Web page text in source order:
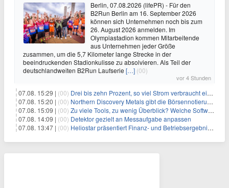
Berlin, 07.08.2026 (lifePR) - Für den
B2Run Berlin am 16. September 2026
können sich Unternehmen noch bis zum
26. August 2026 anmelden. Im
Olympiastadion kommen Mitarbeitende
aus Unternehmen jeder Größe
zusammen, um die 5,7 Kilometer lange Strecke in der
beeindruckenden Stadionkulisse zu absolvieren. Als Teil der
deutschlandweiten B2Run Laufserie […] (00)
vor 4 Stunden
07.08. 15:29 | (00) Drei bis zehn Prozent, so viel Strom verbraucht ein Aufzug im Gebäude
07.08. 15:20 | (00) Northern Discovery Metals gibt die Börsennotierung an der Frankfurter Wertpapierbörse bekannt
07.08. 15:09 | (00) Zu viele Tools, zu wenig Überblick? Welche Software IT-Dienstleister wirklich brauchen
07.08. 14:09 | (00) Detektor gezielt an Messaufgabe anpassen
07.08. 13:47 | (00) Heliostar präsentiert Finanz- und Betriebsergebnis für das zweite Quartal 2026 mit Goldproduktion und Barreserven in Rekordhöhe